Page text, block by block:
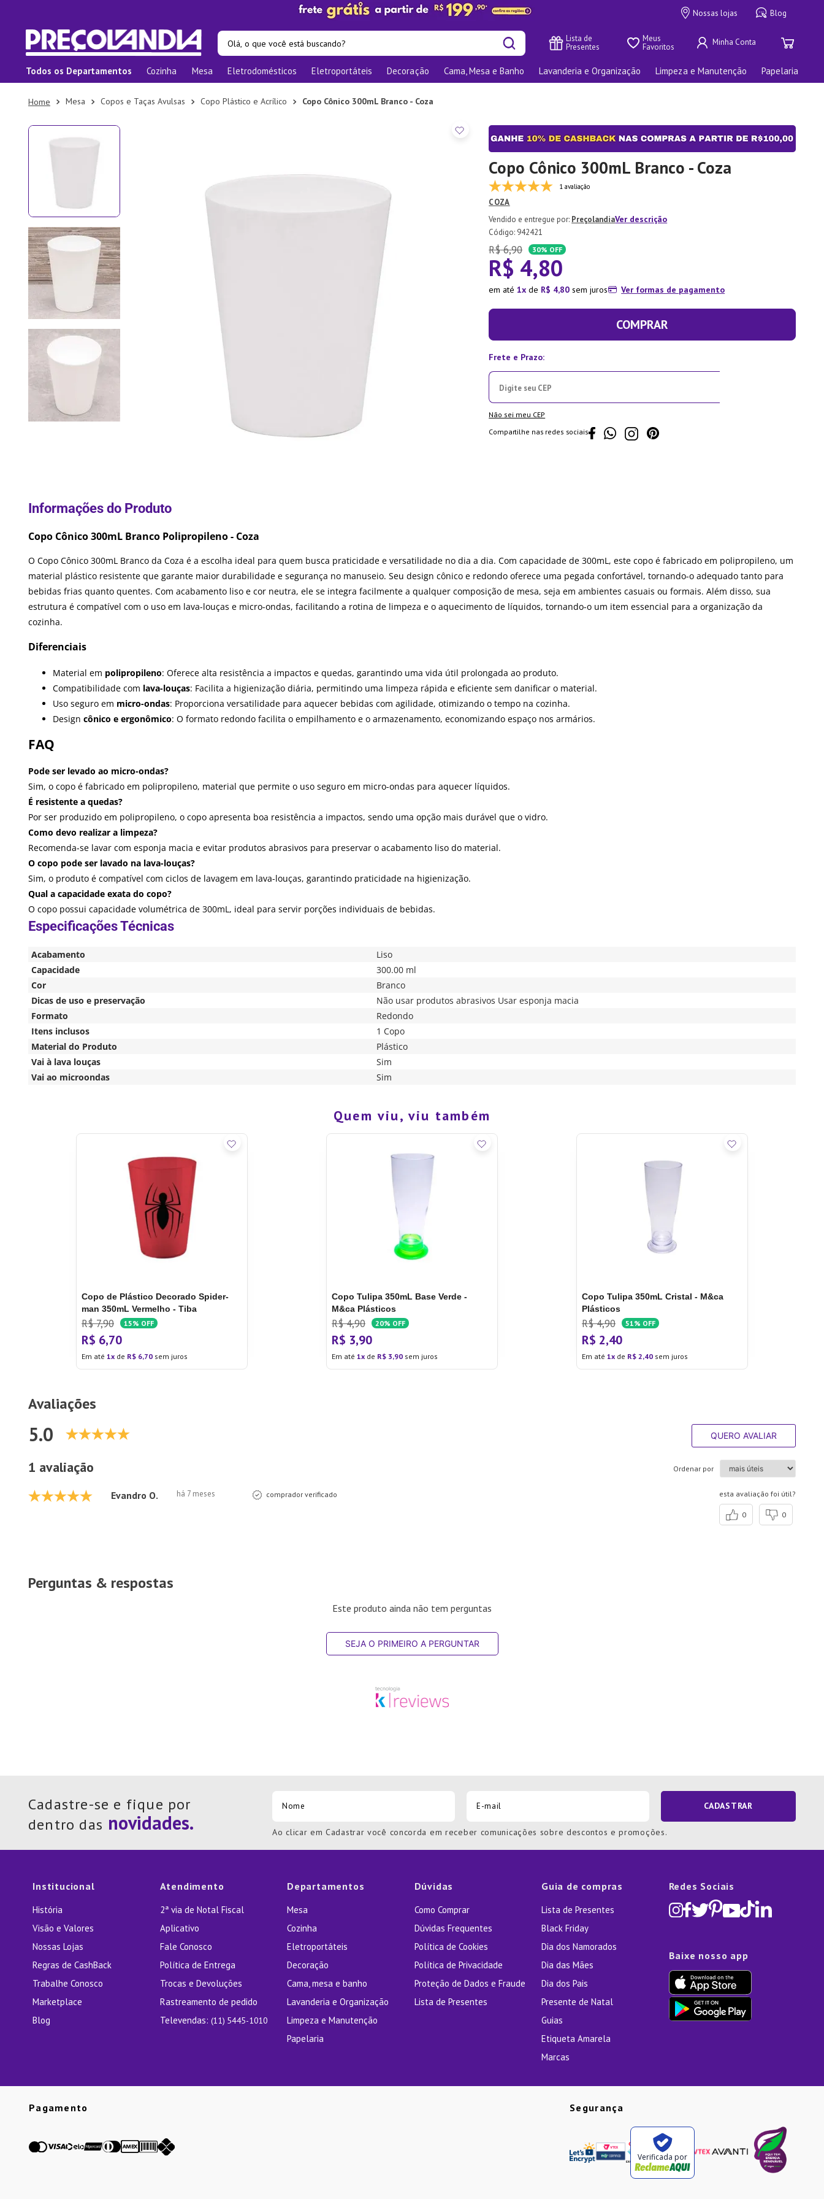
Nossas lojas Blog
Olá, o que você está buscando?
Lista de
Presentes
Meus
Favoritos
Todos os Departamentos Cozinha Mesa Eletrodomésticos Eletroportáteis Decoração Cama, Mesa e Banho Lavanderia e Organização Limpeza e Manutenção Papelaria
Mesa Copos e Taças Avulsas Copo Plástico e Acrílico Copo Cônico 300mL Branco - Coza
Copo Cônico 300mL Branco - Coza
1 avaliação
COZA
PreçolandiaVer descrição
: 942421
R$ 6,90 30% OFF
R$ 4,80
em até1 de R$ 4,80 sem juros Ver formas de pagamento
COMPRAR
Não sei meu CEP
Compartilhe nas redes sociais
Copo Cônico 300mL Branco Polipropileno - Coza
O Copo Cônico 300mL Branco da Coza é a escolha ideal para quem busca praticidade e versatilidade no dia a dia. Com capacidade de 300mL, este copo é fabricado em polipropileno, um
material plástico resistente que garante maior durabilidade e segurança no manuseio. Seu design cônico e redondo oferece uma pegada confortável, tornando-o adequado tanto para
bebidas frias quanto quentes. Com acabamento liso e cor neutra, ele se integra facilmente a qualquer composição de mesa, seja em ambientes casuais ou formais. Além disso, sua
estrutura é compatível com o uso em lava-louças e micro-ondas, facilitando a rotina de limpeza e o aquecimento de líquidos, tornando-o um item essencial para a organização da
cozinha.
Diferenciais
Material em polipropileno: Oferece alta resistência a impactos e quedas, garantindo uma vida útil prolongada ao produto.
Compatibilidade com lava-louças: Facilita a higienização diária, permitindo uma limpeza rápida e eficiente sem danificar o material.
Uso seguro em micro-ondas: Proporciona versatilidade para aquecer bebidas com agilidade, otimizando o tempo na cozinha.
Design cônico e ergonômico: O formato redondo facilita o empilhamento e o armazenamento, economizando espaço nos armários.
FAQ
Pode ser levado ao micro-ondas?
Sim, o copo é fabricado em polipropileno, material que permite o uso seguro em micro-ondas para aquecer líquidos.
É resistente a quedas?
Por ser produzido em polipropileno, o copo apresenta boa resistência a impactos, sendo uma opção mais durável que o vidro.
Como devo realizar a limpeza?
Recomenda-se lavar com esponja macia e evitar produtos abrasivos para preservar o acabamento liso do material.
O copo pode ser lavado na lava-louças?
Sim, o produto é compatível com ciclos de lavagem em lava-louças, garantindo praticidade na higienização.
Qual a capacidade exata do copo?
O copo possui capacidade volumétrica de 300mL, ideal para servir porções individuais de bebidas.
Acabamento
Liso
Capacidade
300.00 ml
Cor
Branco
Dicas de uso e preservação
Não usar produtos abrasivos Usar esponja macia
Formato
Redondo
Itens inclusos
1 Copo
Material do Produto
Plástico
Vai à lava louças
Sim
Vai ao microondas
Sim
Quem viu, viu também
Copo de Plástico Decorado Spider-
man 350mL Vermelho - Tiba
R$ 7,90 15% OFF
R$ 6,70
Em até 1 de R$ 6,70 sem juros
Copo Tulipa 350mL Base Verde -
M&ca Plásticos
R$ 4,90 20% OFF
R$ 3,90
Em até 1 de R$ 3,90 sem juros
Copo Tulipa 350mL Cristal - M&ca
Plásticos
R$ 4,90 51% OFF
R$ 2,40
Em até 1 de R$ 2,40 sem juros
Avaliações
5.0 QUERO AVALIAR
1 avaliação Ordenar por
Evandro O. há 7 meses comprador verificado esta avaliação foi útil?
0 0
Perguntas & respostas
Este produto ainda não tem perguntas
SEJA O PRIMEIRO A PERGUNTAR
Cadastre-se e fique por
dentro das
CADASTRAR
Ao clicar em Cadastrar você concorda em receber comunicações sobre descontos e promoções.
Institucional
História
Visão e Valores
Nossas Lojas
Regras de CashBack
Trabalhe Conosco
Marketplace
Blog
Atendimento
2ª via de Notal Fiscal
Aplicativo
Fale Conosco
Política de Entrega
Trocas e Devoluções
Rastreamento de pedido
Televendas: (11) 5445-1010
Departamentos
Mesa
Cozinha
Eletroportáteis
Decoração
Cama, mesa e banho
Lavanderia e Organização
Limpeza e Manutenção
Papelaria
Dúvidas
Como Comprar
Dúvidas Frequentes
Política de Cookies
Política de Privacidade
Proteção de Dados e Fraude
Lista de Presentes
Guia de compras
Lista de Presentes
Black Friday
Dia dos Namorados
Dia das Mães
Dia dos Pais
Presente de Natal
Guias
Etiqueta Amarela
Marcas
Redes Sociais
Baixe nosso app
Pagamento Segurança
Verificada por
Termos mais buscados
1
Pratos
5º